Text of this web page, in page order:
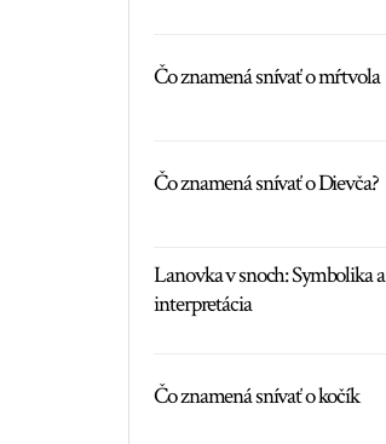
Čo znamená snívať o mŕtvola
Čo znamená snívať o Dievča?
Lanovka v snoch: Symbolika a
interpretácia
Čo znamená snívať o kočík